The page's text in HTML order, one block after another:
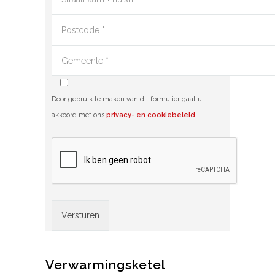
Door gebruik te maken van dit formulier gaat u
akkoord met ons privacy- en cookiebeleid.
Verwarmingsketel